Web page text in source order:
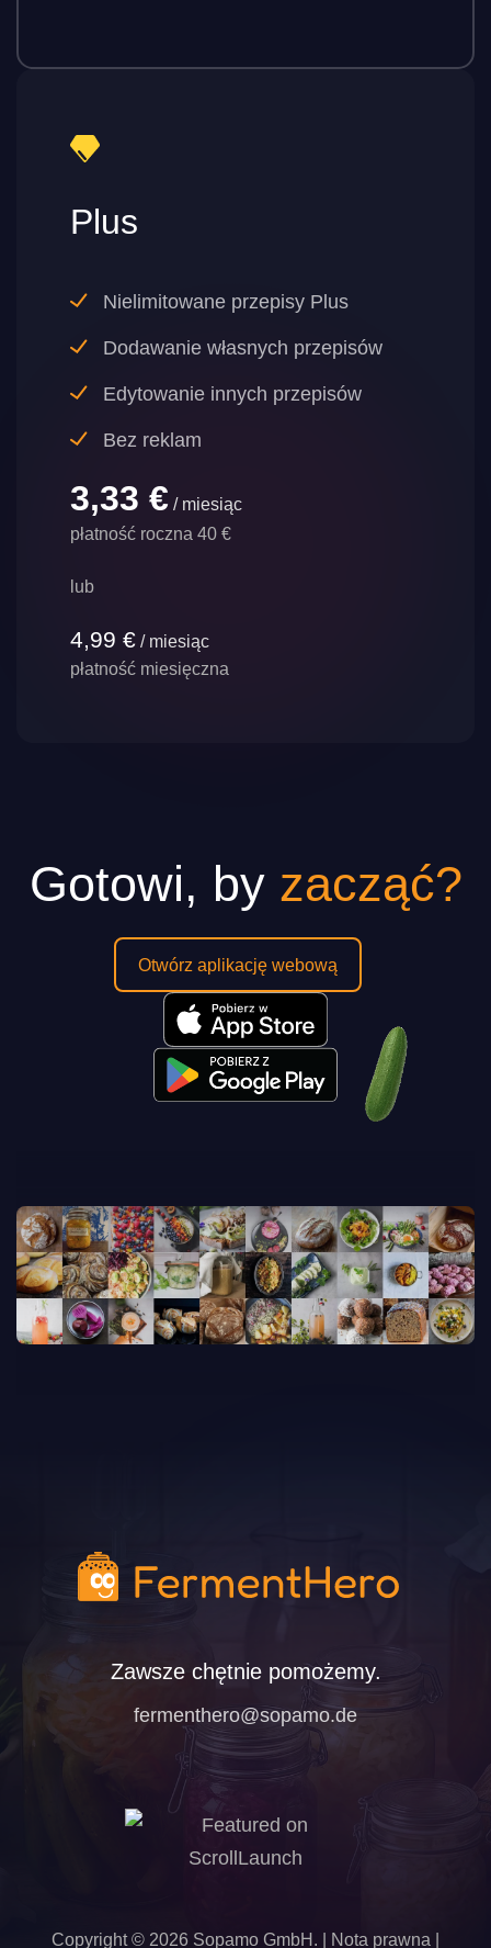
Plus
Nielimitowane przepisy Plus
Dodawanie własnych przepisów
Edytowanie innych przepisów
Bez reklam
3,33 € / miesiąc
płatność roczna 40 €
lub
4,99 € / miesiąc
płatność miesięczna
Gotowi, by zacząć?
Otwórz aplikację webową
Zawsze chętnie pomożemy.
fermenthero@sopamo.de
Copyright © 2026 Sopamo GmbH . | Nota prawna